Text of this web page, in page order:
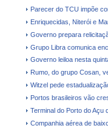
Parecer do TCU impõe
Enriquecidas, Niterói e
Governo prepara
Grupo Libra comunica
Governo leiloa nesta
Rumo, do grupo Cosan,
Witzel pede
Portos brasileiros vão
Terminal do Porto do Açu
Companhia aérea de